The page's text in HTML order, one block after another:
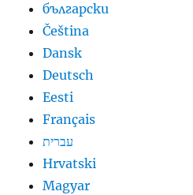
български
Čeština
Dansk
Deutsch
Eesti
Français
עברית
Hrvatski
Magyar